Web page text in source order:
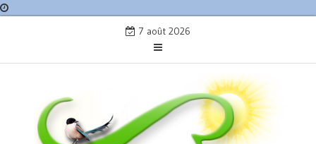
7 août 2026
COLLÈGE BEAULIEU –
CHÂTEAUROUX